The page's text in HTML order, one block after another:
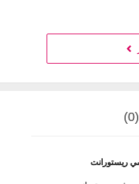
ريستورانت